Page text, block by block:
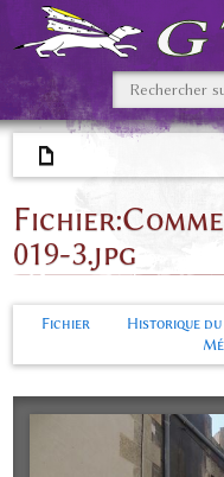
Fichier:
019-3.jpg
Fichier Historique